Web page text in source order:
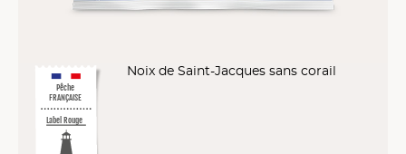
Pêche
FRANÇAISE
Label Rouge
Noix de Saint-Jacques sans corail